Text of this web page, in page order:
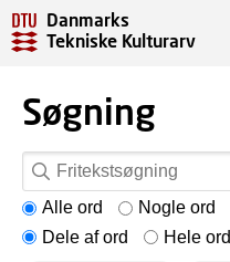
Danmarks
Tekniske Kulturarv
Søgning
Alle ord
Nogle ord
Dele af ord
Hele ord